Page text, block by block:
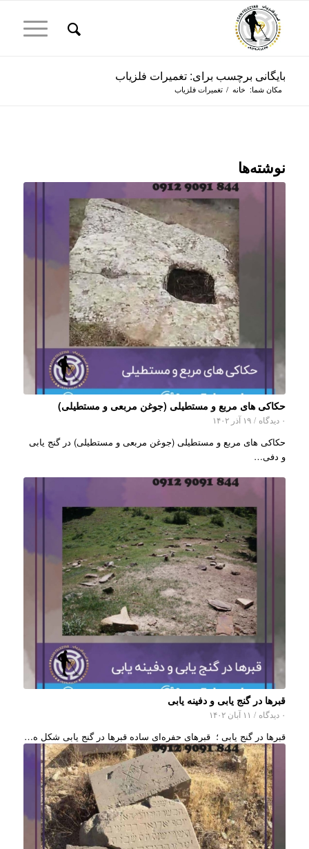
بایگانی برچسب برای: تغمیرات فلزیاب
مکان شما: خانه / تغمیرات فلزیاب
نوشته‌ها
حکاکی های مربع و مستطیلی (جوغن مربعی و مستطیلی)
۰ دیدگاه / ۱۹ آذر ۱۴۰۲
حکاکی های مربع و مستطیلی (جوغن مربعی و مستطیلی) در گنج یابی
و دفی…
قبرها در گنج یابی و دفینه یابی
۰ دیدگاه / ۱۱ آبان ۱۴۰۲
قبرها در گنج یابی ؛ قبرهای حفره‌ای ساده قبرها در گنج یابی شکل ه…